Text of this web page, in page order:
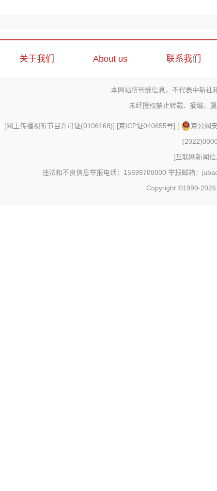
关于我们 About us 联系我们
本网站所刊载信息，不代表中新社
未经授权禁止转载、摘编、
[网上传播视听节目许可证(0106168)] [京ICP证040655号] [
京公网
[互联网新闻
违法和不良信息举报电话：15699788000 举报邮箱：
Copyright ©1999-